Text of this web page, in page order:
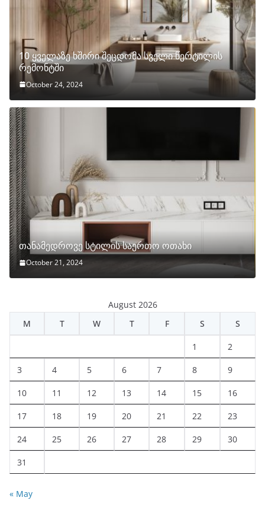
10 ყველაზე ხშირი შეცდომა სველი წერტილის
რემონტში
October 24, 2024
თანამედროვე სტილის საერთო ოთახი
October 21, 2024
August 2026
M
T W T F S S
1 2
3 4 5 6 7 8 9
10 11 12 13 14 15 16
17 18 19 20 21 22 23
24 25 26 27 28 29 30
31
« May